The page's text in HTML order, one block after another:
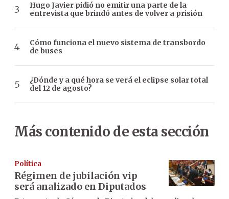
Hugo Javier pidió no emitir una parte de la
entrevista que brindó antes de volver a prisión
Cómo funciona el nuevo sistema de transbordo
de buses
¿Dónde y a qué hora se verá el eclipse solar total
del 12 de agosto?
Más contenido de esta sección
Política
Régimen de jubilación vip
será analizado en Diputados